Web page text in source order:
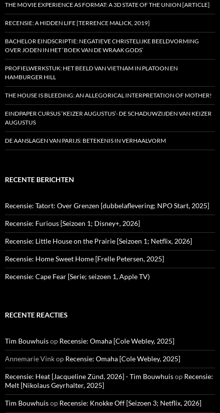
THE MOVIE EXPERIENCE AS FORMAT: A 3D STATE OF THE UNION [ARTICLE]
RECENSIE: A HIDDEN LIFE [TERRENCE MALICK, 2019]
BACHELOR EINDSCRIPTIE: NEGATIEVE CHRISTELIJKE BEELDVORMING
OVER JODEN IN HET ‘BOEK VAN DE WRAAK GODS’
PROFIELWERKSTUK: HET BEELD VAN VIETNAM IN PLATOON EN
HAMBURGER HILL
THE HOUSE IS BLEEDING: AN ALLEGORICAL INTERPRETATION OF MOTHER!
EINDPAPER CURSUS ‘KEIZER AUGUSTUS’- DE SCHADUWZIJDEN VAN KEIZER
AUGUSTUS
DE AANSLAGEN VAN PARIJS: BETEKENIS IN VERHAALVORM
RECENTE BERICHTEN
Recensie: Tatort: Over Grenzen [dubbelaflevering; NPO Start, 2025]
Recensie: Furious [Seizoen 1; Disney+, 2026]
Recensie: Little House on the Prairie [Seizoen 1; Netflix, 2026]
Recensie: Home Sweet Home [Frelle Petersen, 2025]
Recensie: Cape Fear [Serie; seizoen 1, Apple TV)
RECENTE REACTIES
Tim Bouwhuisop Recensie: Omaha [Cole Webley, 2025]
Annemarie Vinkop Recensie: Omaha [Cole Webley, 2025]
Recensie: Heat [Jacqueline Zünd, 2026] - Tim Bouwhuisop Recensie:
Melt [Nikolaus Geyrhalter, 2025]
Tim Bouwhuisop Recensie: Knokke Off [Seizoen 3; Netflix, 2026]